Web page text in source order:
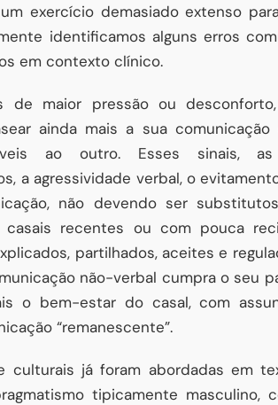
exercício demasiado extenso
identificamos alguns erros
em contexto clínico.
de maior pressão ou
ainda mais a sua comunicação
ao outro. Esses sinais,
a agressividade verbal, o
não devendo ser
recentes ou com pouca
partilhados, aceites e
não-verbal cumpra o seu
o bem-estar do casal, com
“remanescente”.
culturais já foram abordadas em
tipicamente masculino,